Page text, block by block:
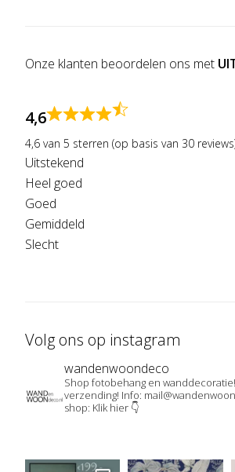
Onze klanten beoordelen ons met
4,6
4,6 van 5 sterren (op basis van 30
Uitstekend
Heel goed
Goed
Gemiddeld
Slecht
Volg ons op instagram
wandenwoondeco
Shop fotobehang en wanddecoratie!
verzending! Info:
shop: Klik hier 👇